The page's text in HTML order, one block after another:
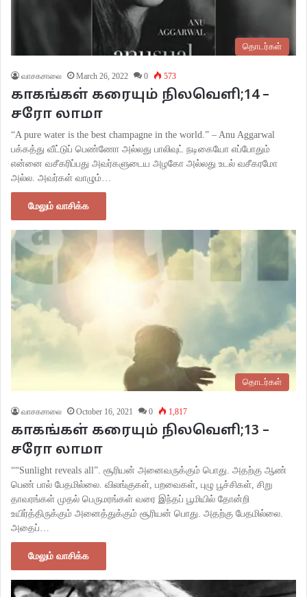
தொடர்கள்
வாசகசாலை March 26, 2022 0 573
காகங்கள் கரையும் நிலவெளி;14 –
சரோ லாமா
“A pure water is the best champagne in the world.” – Anu Aggarwal
பக்கத்து வீட்டுப் பெண்ணோ அல்லது பாலிவுட் நடிகையோ எப்போதும்
என்னை வசீகரிப்பது அவர்களுடைய அழகோ அல்லது உடல் வசீகரமோ
அல்ல. அவர்கள் வாழும்…
மேலும் வாசிக்க
தொடர்கள்
வாசகசாலை October 16, 2021 0 1,817
காகங்கள் கரையும் நிலவெளி;13 –
சரோ லாமா
““Sunlight reveals all”. சூரியன் அனைவருக்கும் பொது. அதற்கு ஆண்
பெண் பால் பேதமில்லை. விலங்குகள், பறவைகள், புழு பூச்சிகள், சிறு
தாவரங்கள் முதல் பெருமரங்கள் வரை இந்தப் பூமியில் தோன்றி
உயிர்த்திருக்கும் அனைத்துக்கும் சூரியன் பொது. அதற்கு பேதமில்லை.
அதைப்…
மேலும் வாசிக்க